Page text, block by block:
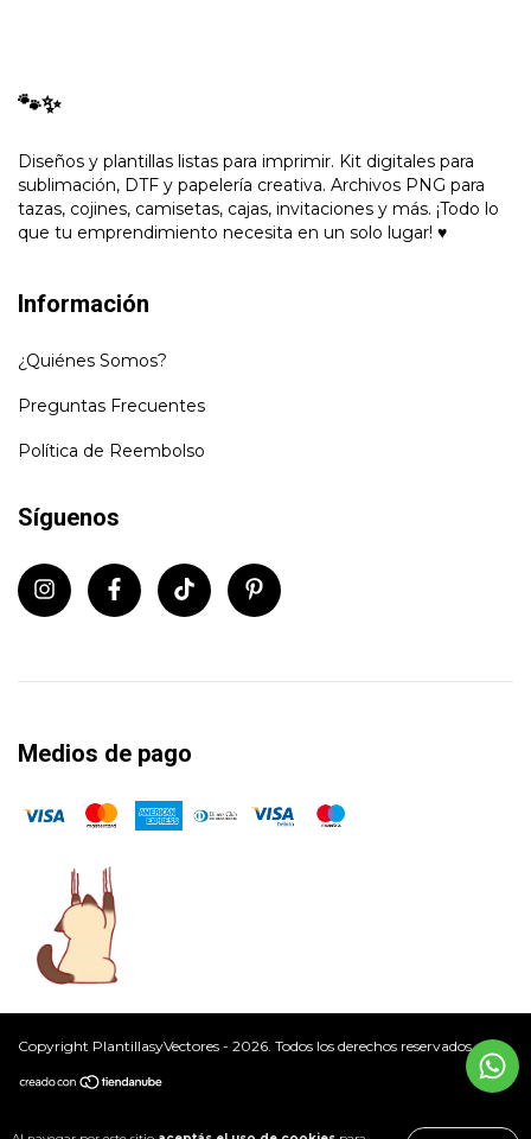
🐾✨
Diseños y plantillas listas para imprimir. Kit digitales para
sublimación, DTF y papelería creativa. Archivos PNG para
tazas, cojines, camisetas, cajas, invitaciones y más. ¡Todo lo
que tu emprendimiento necesita en un solo lugar! ♥
Información
¿Quiénes Somos?
Preguntas Frecuentes
Política de Reembolso
Síguenos
Medios de pago
Copyright PlantillasyVectores - 2026. Todos los derechos reservados.